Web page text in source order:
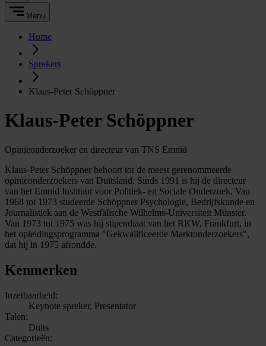
Menu
Home
Sprekers
Klaus-Peter Schöppner
Klaus-Peter Schöppner
Opinieonderzoeker en directeur van TNS Emnid
Klaus-Peter Schöppner behoort tot de meest gerenommeerde
opinieonderzoekers van Duitsland. Sinds 1991 is hij de directeur
van het Emnid Instituut voor Politiek- en Sociale Onderzoek. Van
1968 tot 1973 studeerde Schöppner Psychologie, Bedrijfskunde en
Journalistiek aan de Westfälische Wilhelms-Universiteit Münster.
Van 1973 tot 1975 was hij stipendiaat van het RKW, Frankfurt, in
het opleidingsprogramma "Gekwalificeerde Marktonderzoekers",
dat hij in 1975 afrondde.
Kenmerken
Inzetbaarheid:
Keynote spreker, Presentator
Talen:
Duits
Categorieën: